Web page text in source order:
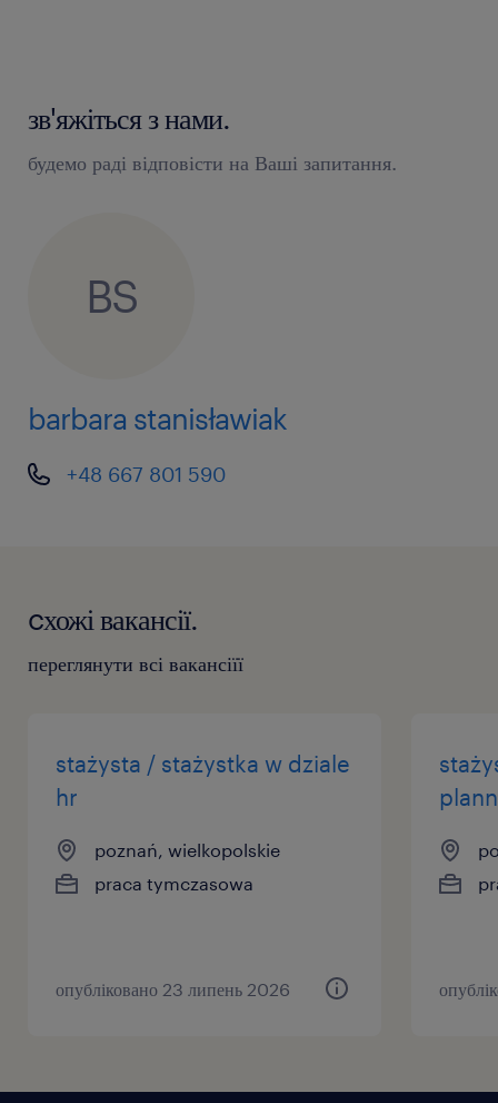
зв'яжіться з нами.
будемо раді відповісти на Ваші запитання.
BS
barbara stanisławiak
+48 667 801 590
cхожі вакансії.
переглянути всі вакансіїї
stażysta / stażystka w dziale
hr
poznań, wielkopolskie
praca tymczasowa
опубліковано 23 липень 2026